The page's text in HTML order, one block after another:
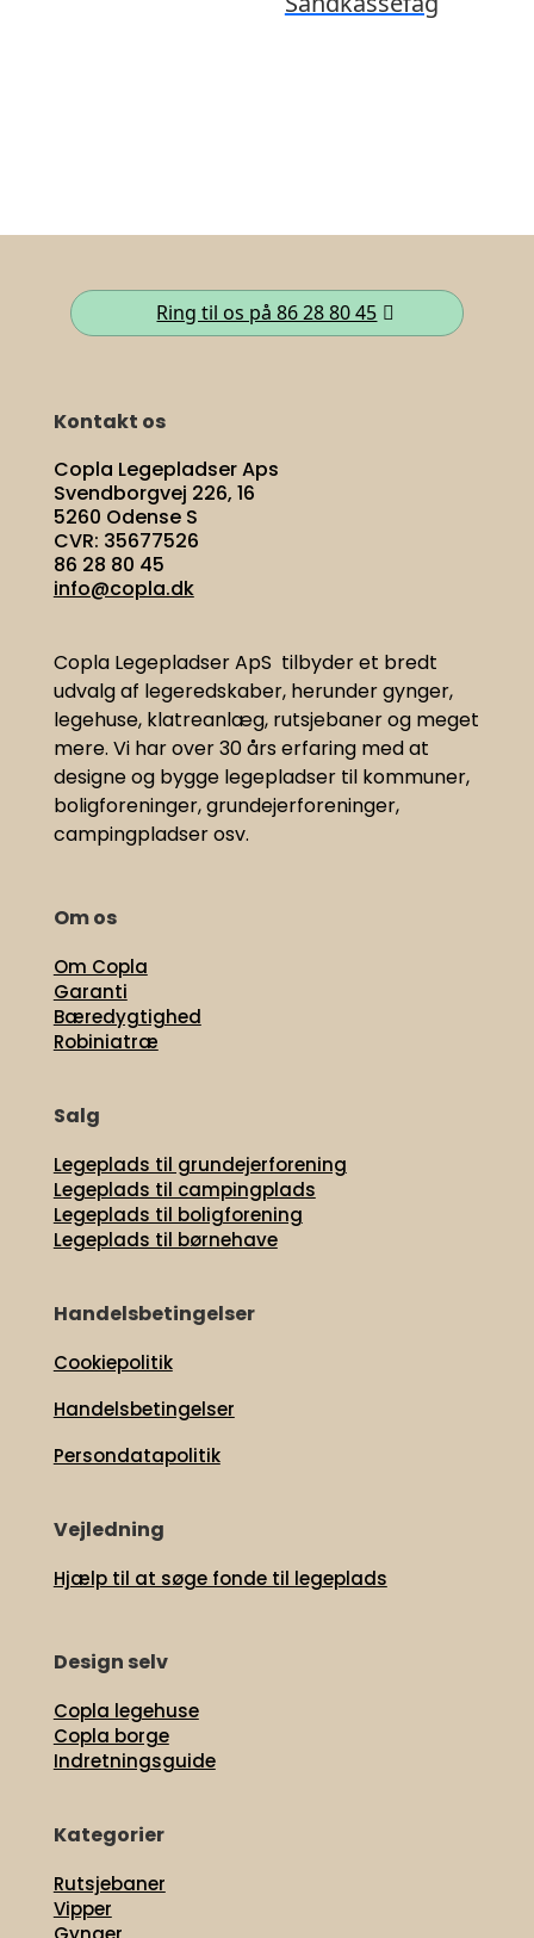
Ring til os på 86 28 80 45
Kontakt os
Copla Legepladser Aps
Svendborgvej 226, 16
5260 Odense S
CVR: 35677526
86 28 80 45
info@copla.dk
Copla Legepladser ApS tilbyder et bredt
udvalg af legeredskaber, herunder gynger,
legehuse, klatreanlæg, rutsjebaner og meget
mere. Vi harover 30 års erfaring med at
designe og bygge legepladser til kommuner,
boligforeninger, grundejerforeninger,
campingpladser osv.
Om os
Om Copla
Garanti
Bæredygtighed
Robiniatræ
Salg
Legeplads til grundejerforening
Legeplads til campingplads
Legeplads til boligforening
Legeplads til børnehave
Handelsbetingelser
Cookiepolitik
Handelsbetingelser
Persondatapolitik
Vejledning
Hjælp til at søge fonde til legeplads
Design selv
Copla legehuse
Copla borge
Indretningsguide
Kategorier
Rutsjebaner
Vipper